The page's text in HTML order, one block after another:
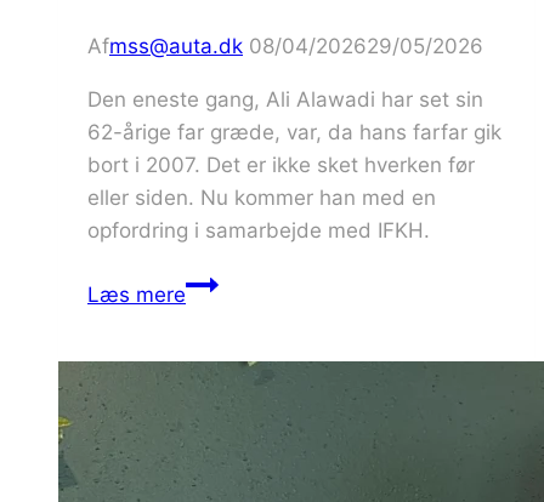
Afmss@auta.dk 08/04/202629/05/2026
Den eneste gang, Ali Alawadi har set sin
62-årige far græde, var, da hans farfar gik
bort i 2007. Det er ikke sket hverken før
eller siden. Nu kommer han med en
opfordring i samarbejde med IFKH.
Læs mereMænd
etnisk
herkomst
taler
ikke